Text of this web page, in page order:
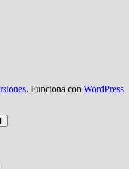
. Funciona con WordPress